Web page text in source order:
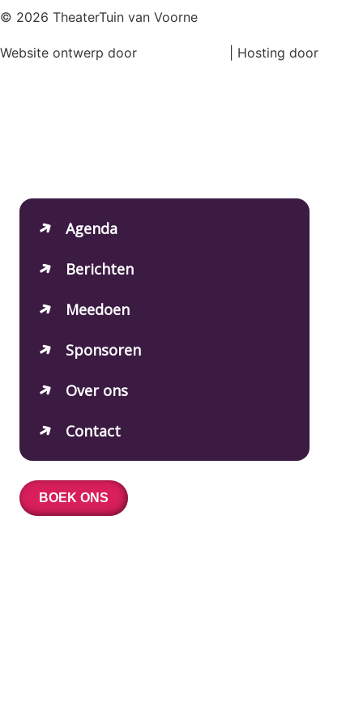
© 2026 TheaterTuin van Voorne
Website ontwerp door
| Hosting door
Agenda
Berichten
Meedoen
Sponsoren
Over ons
Contact
BOEK ONS